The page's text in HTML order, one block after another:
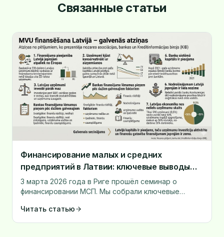
Связанные статьи
Финансирование малых и средних
предприятий в Латвии: ключевые выводы
отраслевого семинара
3 марта 2026 года в Риге прошёл семинар о
финансировании МСП. Мы собрали ключевые
банков и инвестиционной культуре компаний.
Читать статью